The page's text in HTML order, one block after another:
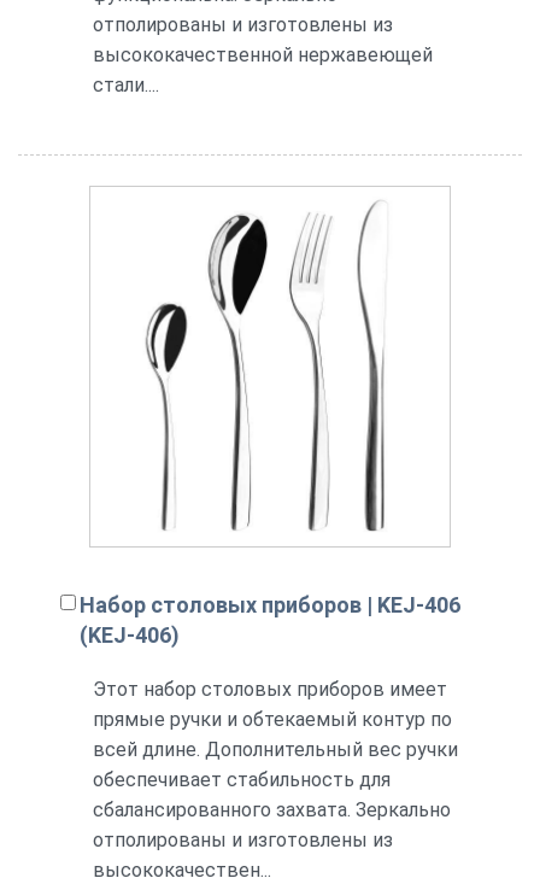
отполированы и изготовлены из
высококачественной нержавеющей
стали....
Набор столовых приборов | KEJ-406
(KEJ-406)
Этот набор столовых приборов имеет
прямые ручки и обтекаемый контур по
всей длине. Дополнительный вес ручки
обеспечивает стабильность для
сбалансированного захвата. Зеркально
отполированы и изготовлены из
высококачествен...